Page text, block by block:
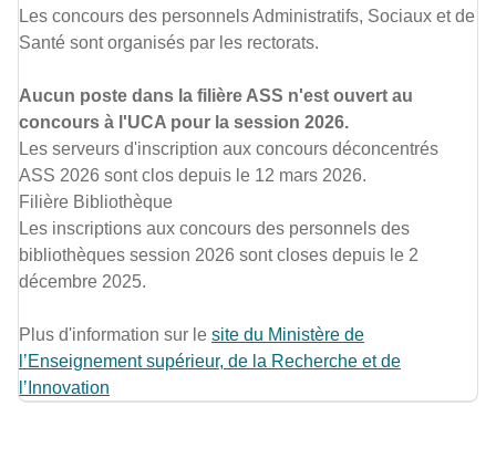
Les concours des personnels Administratifs, Sociaux et de
Santé sont organisés par les rectorats.
Aucun poste dans la filière ASS n'est ouvert au
concours à l'UCA pour la session 2026.
Les serveurs d'inscription aux concours déconcentrés
ASS 2026 sont clos depuis le 12 mars 2026.
Filière Bibliothèque
Les inscriptions aux concours des personnels des
bibliothèques session 2026 sont closes depuis le 2
décembre 2025.
Plus d'information sur le site du Ministère de
lʼEnseignement supérieur, de la Recherche et de
lʼInnovation